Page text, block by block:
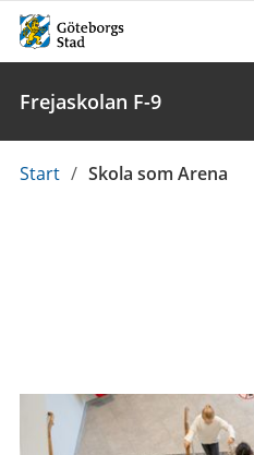
Frejaskolan F-9
Du
Start / Skola som Arena